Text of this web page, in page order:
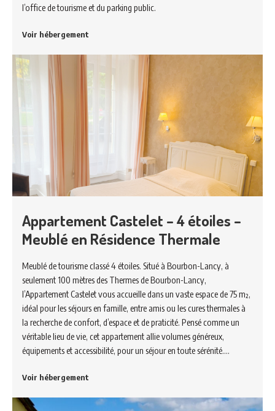
l’office de tourisme et du parking public.
Voir hébergement
Appartement Castelet – 4 étoiles –
Meublé en Résidence Thermale
Meublé de tourisme classé 4 étoiles. Situé à Bourbon-Lancy, à
seulement 100 mètres des Thermes de Bourbon-Lancy,
l’Appartement Castelet vous accueille dans un vaste espace de 75 m²,
idéal pour les séjours en famille, entre amis ou les cures thermales à
la recherche de confort, d’espace et de praticité. Pensé comme un
véritable lieu de vie, cet appartement allie volumes généreux,
équipements et accessibilité, pour un séjour en toute sérénité.…
Voir hébergement